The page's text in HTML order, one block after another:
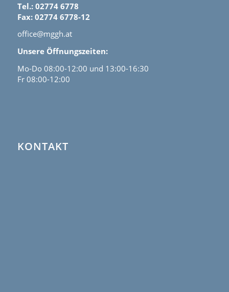
Tel.: 02774 6778
Fax: 02774 6778-12
office@mggh.at
Unsere Öffnungszeiten:
Mo-Do 08:00-12:00 und 13:00-16:30
Fr 08:00-12:00
KONTAKT